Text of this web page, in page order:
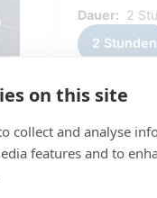
Dauer: 2
2 Stunden
on this site
collect and analyse
features and to